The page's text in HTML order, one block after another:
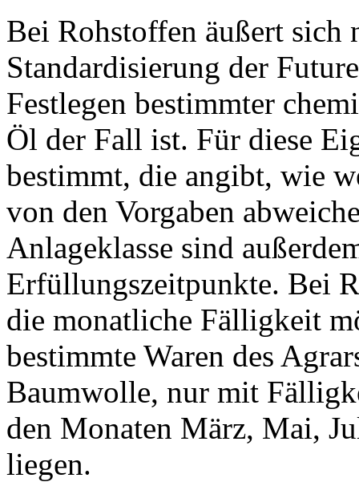
Bei Rohstoffen äußert sich
Standardisierung der
Festlegen bestimmter
Öl der Fall ist. Für diese
bestimmt, die angibt, wie
von den Vorgaben
Anlageklasse sind
Erfüllungszeitpunkte. Bei
die monatliche Fälligkeit
bestimmte Waren des
Baumwolle, nur mit
den Monaten März, Mai,
liegen.